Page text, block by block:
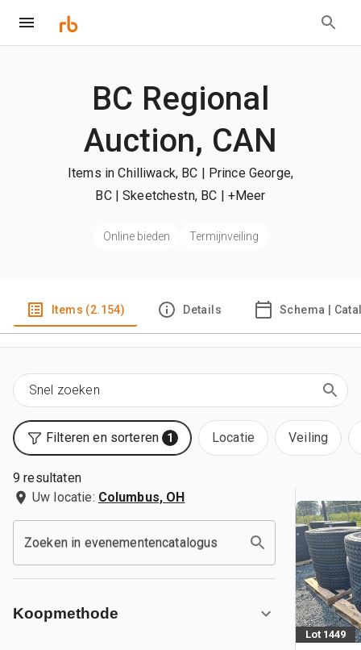
BC Regional
Auction, CAN
Items in Chilliwack, BC | Prince George,
BC | Skeetchestn, BC | +Meer
Online bieden Termijnveiling
Items (2.154) Details Schema |
Filteren en sorteren 1 Locatie Veiling
9 resultaten
Uw locatie: Columbus, OH
Zoeken in evenementencatalogus
Koopmethode
Lot 1449